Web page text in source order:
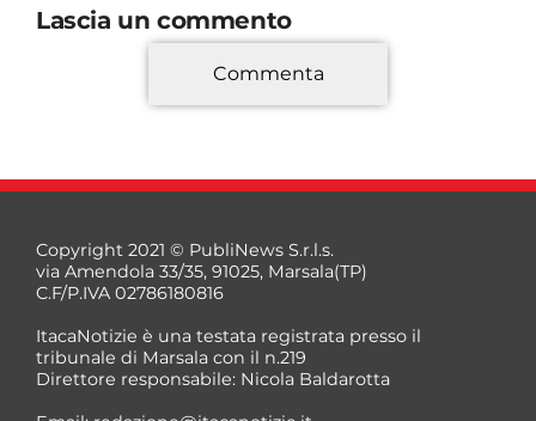
Lascia un commento
*
Commenta
Copyright 2021 © PubliNews S.r.l.s.
via Amendola 33/35, 91025, Marsala(TP)
C.F/P.IVA 02786180816
ItacaNotizie è una testata registrata presso il
tribunale di Marsala con il n.219
Direttore responsabile: Nicola Baldarotta